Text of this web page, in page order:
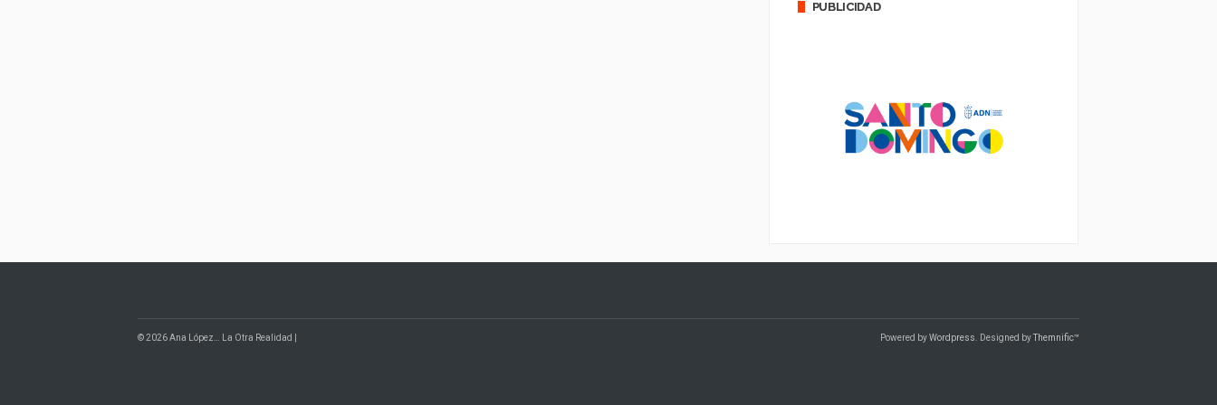
PUBLICIDAD
© 2026 Ana López… La Otra Realidad | Powered byWordpress . Designed byThemnific™